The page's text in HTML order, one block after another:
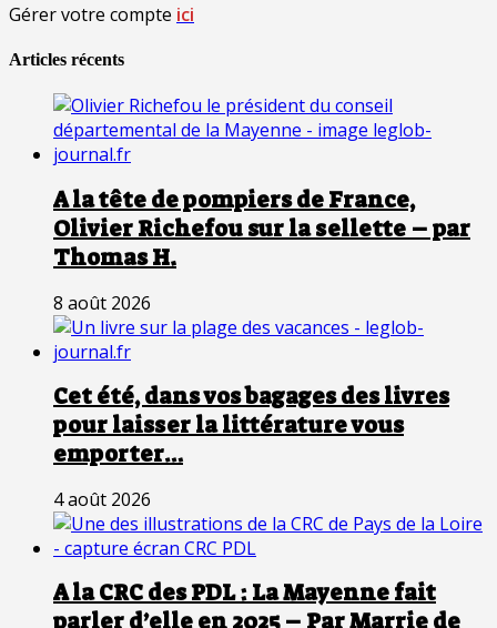
Gérer votre compte ici
Articles récents
A la tête de pompiers de France,
Olivier Richefou sur la sellette – par
Thomas H.
8 août 2026
Cet été, dans vos bagages des livres
pour laisser la littérature vous
emporter…
4 août 2026
A la CRC des PDL : La Mayenne fait
parler d’elle en 2025 – Par Marrie de